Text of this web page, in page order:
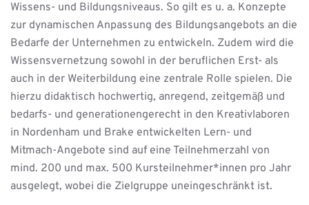
Wissens- und Bildungsniveaus. So gilt es u. a. Konzepte
zur dynamischen Anpassung des Bildungsangebots an die
Bedarfe der Unternehmen zu entwickeln. Zudem wird die
Wissensvernetzung sowohl in der beruflichen Erst- als
auch in der Weiterbildung eine zentrale Rolle spielen. Die
hierzu didaktisch hochwertig, anregend, zeitgemäß und
bedarfs- und generationengerecht in den Kreativlaboren
in Nordenham und Brake entwickelten Lern- und
Mitmach-Angebote sind auf eine Teilnehmerzahl von
mind. 200 und max. 500 Kursteilnehmer*innen pro Jahr
ausgelegt, wobei die Zielgruppe uneingeschränkt ist.